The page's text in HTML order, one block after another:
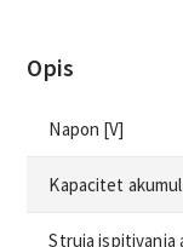
Opis
Napon [V]
Kapacitet
Struja ispitivanja